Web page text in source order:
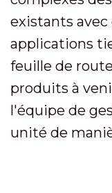
existants
applications
feuille de
produits à
l'équipe de
unité de